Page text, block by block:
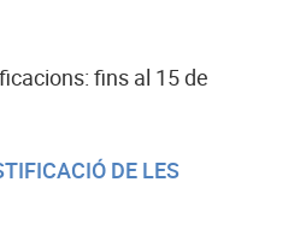
fins al 15 de
DE LES